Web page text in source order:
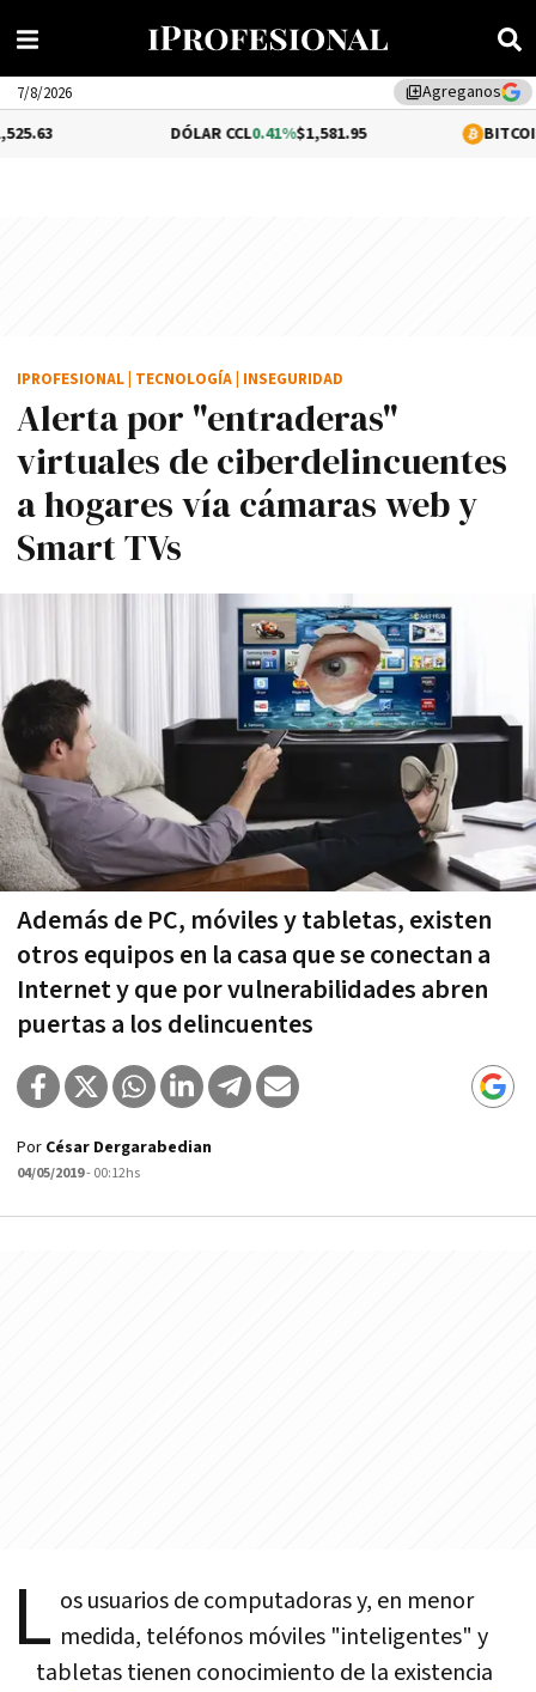
library_addAgreganos
7/8/2026
0.41%$1,581.95 1.01%
Alerta por "entraderas"
virtuales de ciberdelincuentes
a hogares vía cámaras web y
Smart TVs
Además de PC, móviles y tabletas, existen
otros equipos en la casa que se conectan a
Internet y que por vulnerabilidades abren
puertas a los delincuentes
IPROFESIONAL TECNOLOGÍA INSEGURIDAD
Por César Dergarabedian
04/05/2019- 00:12hs
L os usuarios de computadoras y, en menor
medida, teléfonos móviles "inteligentes" y
tabletas tienen conocimiento de la existencia